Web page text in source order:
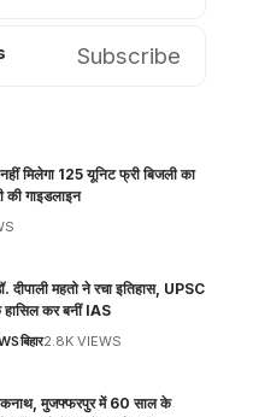
Subscribe
मिलेगा 125 यूनिट फ्री बिजली का
की गाइडलाइन
दीपाली महतो ने रचा इतिहास, UPSC
कर बनीं IAS
बिहार2.8K VIEWS
मुजफ्फरपुर में 60 साल के